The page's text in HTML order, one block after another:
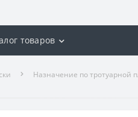
товаров
Назначение по тротуарной